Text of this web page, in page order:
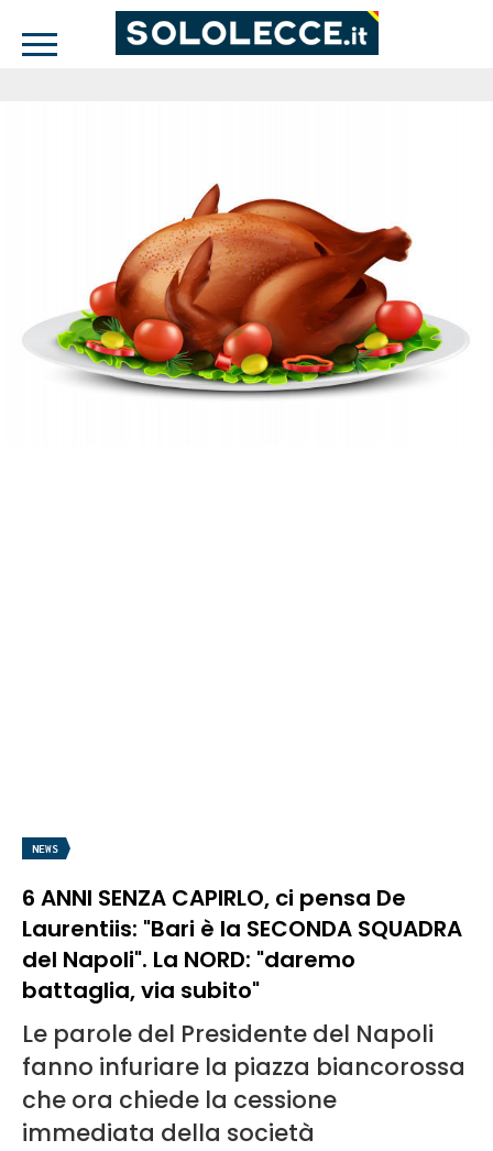
NEWS
6 ANNI SENZA CAPIRLO, ci pensa De
Laurentiis: "Bari è la SECONDA SQUADRA
del Napoli". La NORD: "daremo
battaglia, via subito"
Le parole del Presidente del Napoli
fanno infuriare la piazza biancorossa
che ora chiede la cessione
immediata della società